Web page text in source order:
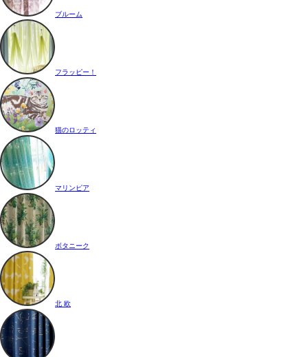
ブルーム
フラッピー！
猫のロッティ
マリンピア
ボタニーク
北 欧